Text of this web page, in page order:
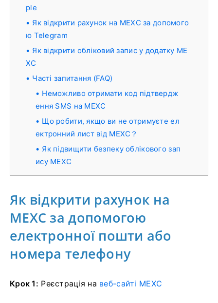
ple
Як відкрити рахунок на MEXC за допомого
ю Telegram
Як відкрити обліковий запис у додатку ME
XC
Часті запитання (FAQ)
Неможливо отримати код підтвердж
ення SMS на MEXC
Що робити, якщо ви не отримуєте ел
ектронний лист від MEXC？
Як підвищити безпеку облікового зап
ису MEXC
Як відкрити рахунок на
MEXC за допомогою
електронної пошти або
номера телефону
Крок 1: Реєстрація на веб-сайті MEXC